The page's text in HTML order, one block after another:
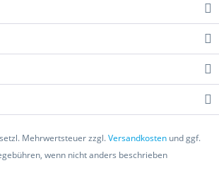
Mehrwertsteuer zzgl.Versandkosten und ggf.
wenn nicht anders beschrieben